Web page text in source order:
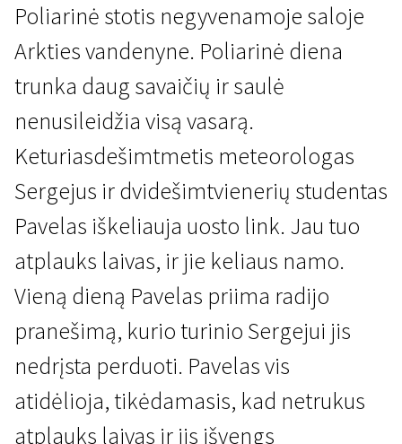
Specialusis seansas
Kaip aš praleidau šią vasarą
2 val. 4 min. | Drama | N/A
Poliarinė stotis negyvenamoje saloje
Arkties vandenyne. Poliarinė diena
trunka daug savaičių ir saulė
nenusileidžia visą vasarą.
Keturiasdešimtmetis meteorologas
Sergejus ir dvidešimtvienerių studentas
Pavelas iškeliauja uosto link. Jau tuo
atplauks laivas, ir jie keliaus namo.
Vieną dieną Pavelas priima radijo
pranešimą, kurio turinio Sergejui jis
nedrįsta perduoti. Pavelas vis
atidėlioja, tikėdamasis, kad netrukus
atplauks laivas ir jis išvengs